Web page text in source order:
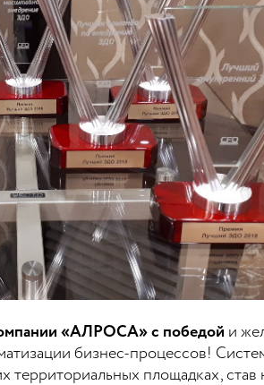
«АЛРОСА» с победой и
бизнес-процессов!
территориальных площадках,